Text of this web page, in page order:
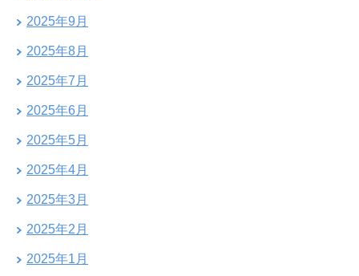
2025年9月
2025年8月
2025年7月
2025年6月
2025年5月
2025年4月
2025年3月
2025年2月
2025年1月